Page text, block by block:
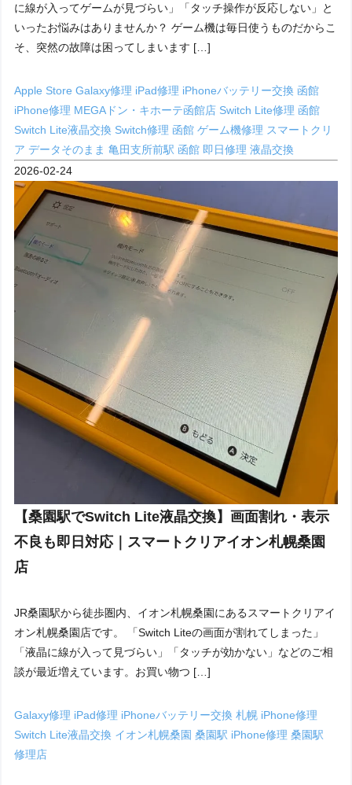
に線が入ってゲームが見づらい」「タッチ操作が反応しない」と
いったお悩みはありませんか？ ゲーム機は毎日使うものだからこ
そ、突然の故障は困ってしまいます […]
Apple StoreGalaxy修理 iPad修理 iPhoneバッテリー交換 函館
iPhone修理 MEGAドン・キホーテ函館店 Switch Lite修理 函館
Switch Lite液晶交換 Switch修理 函館ゲーム機修理 スマートクリ
アデータそのまま亀田支所前駅 函館 即日修理液晶交換
2026-02-24
【桑園駅でSwitch Lite液晶交換】画面割れ・表示
不良も即日対応｜スマートクリアイオン札幌桑園
店
JR桑園駅から徒歩圏内、イオン札幌桑園にあるスマートクリアイ
オン札幌桑園店です。 「Switch Liteの画面が割れてしまった」
「液晶に線が入って見づらい」「タッチが効かない」などのご相
談が最近増えています。お買い物つ […]
Galaxy修理 iPad修理 iPhoneバッテリー交換 札幌 iPhone修理
Switch Lite液晶交換 イオン札幌桑園桑園駅 iPhone修理桑園駅
修理店